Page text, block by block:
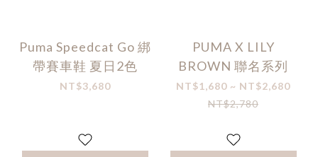
Puma Speedcat Go 綁
帶賽車鞋 夏日2色
NT$3,680
PUMA X LILY
BROWN 聯名系列
NT$1,680 ~ NT$2,680
NT$2,780